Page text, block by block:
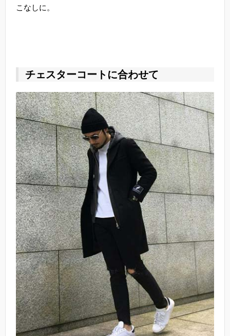
こなしに。
チェスターコートに合わせて